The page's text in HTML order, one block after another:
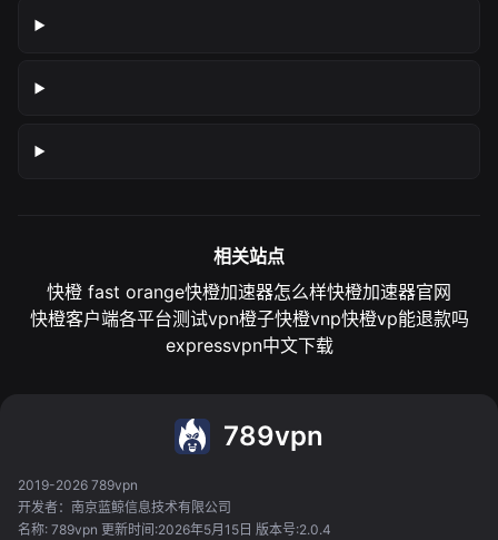
相关站点
快橙 fast orange快橙加速器怎么样快橙加速器官网
快橙客户端各平台测试vpn橙子快橙vnp快橙vp能退款吗
expressvpn中文下载
789vpn
2019-2026 789vpn
开发者：南京蓝鲸信息技术有限公司
名称: 789vpn 更新时间:2026年5月15日 版本号:2.0.4